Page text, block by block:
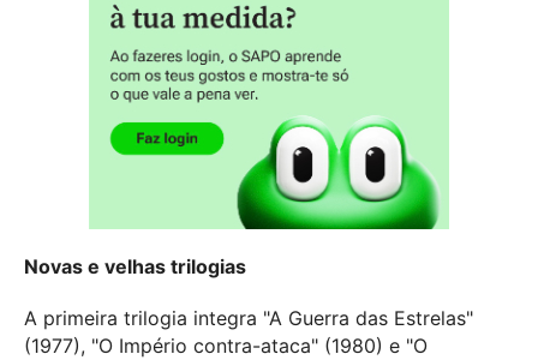
Novas e velhas trilogias
A primeira trilogia integra "A Guerra das Estrelas"
(1977), "O Império contra-ataca" (1980) e "O